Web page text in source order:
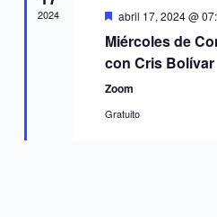
2024 Destacado
abril 17, 2024 @
Miércoles de
con Cris Bolívar
Zoom
Gratuito